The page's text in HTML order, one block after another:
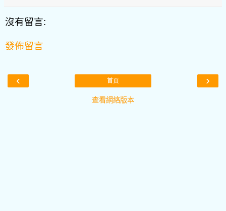
沒有留言:
發佈留言
‹ ›
首頁
查看網絡版本